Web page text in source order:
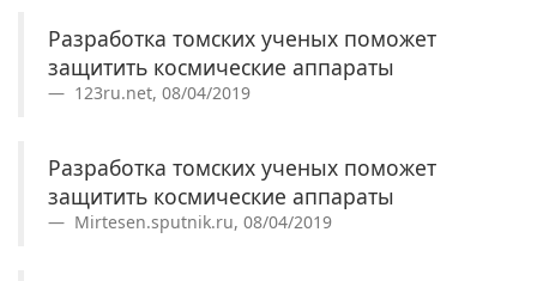
Разработка томских ученых поможет
защитить космические аппараты
123ru.net, 08/04/2019
Разработка томских ученых поможет
защитить космические аппараты
Mirtesen.sputnik.ru, 08/04/2019